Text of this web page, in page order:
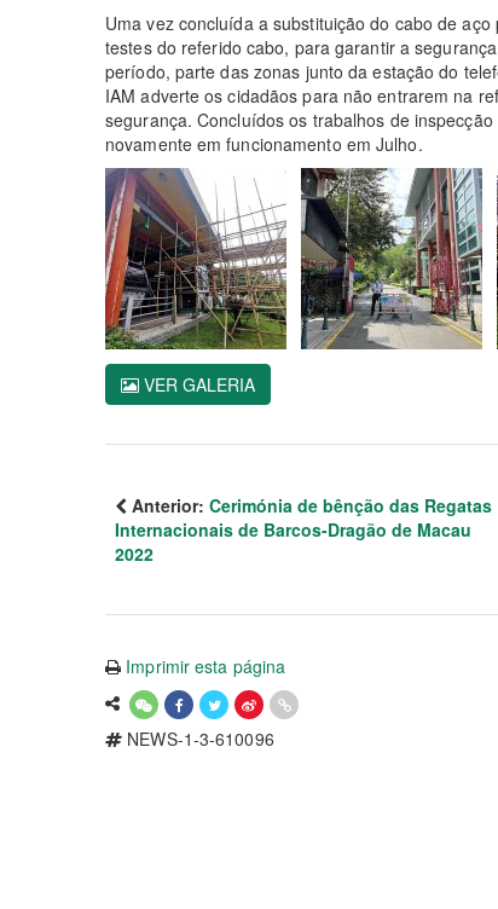
Uma vez concluída a substituição do cabo de
testes do referido cabo, para garantir a
período, parte das zonas junto da estação do
IAM adverte os cidadãos para não entrarem na
segurança. Concluídos os trabalhos de
novamente em funcionamento em Julho.
VER GALERIA
Anterior: Cerimónia de bênção das Regatas
Internacionais de Barcos-Dragão de Macau
2022
Imprimir esta página
NEWS-1-3-610096